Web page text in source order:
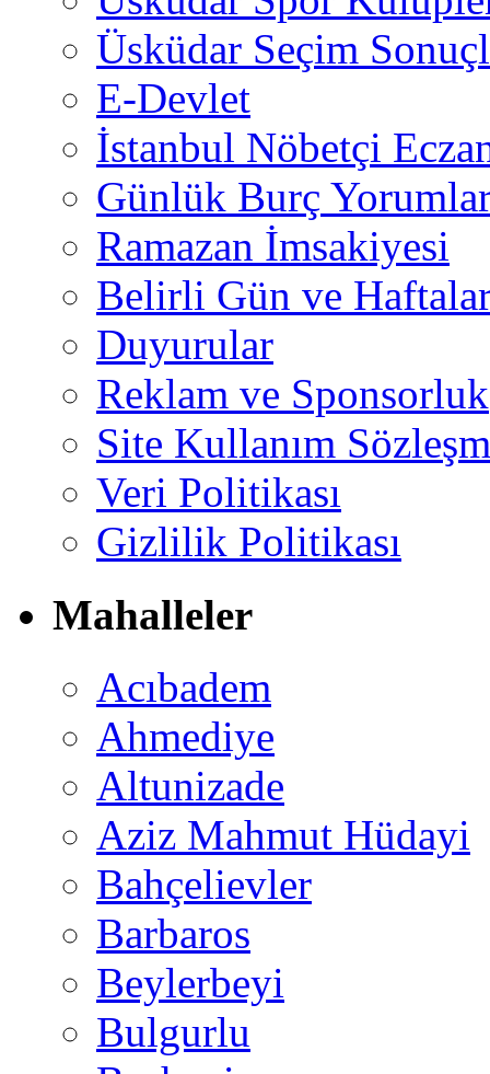
Üsküdar Seçim
E-Devlet
İstanbul Nöbetçi
Günlük Burç
Ramazan İmsakiyesi
Belirli Gün ve
Duyurular
Reklam ve Sponsorluk
Site Kullanım
Veri Politikası
Gizlilik Politikası
Mahalleler
Acıbadem
Ahmediye
Altunizade
Aziz Mahmut Hüdayi
Bahçelievler
Barbaros
Beylerbeyi
Bulgurlu